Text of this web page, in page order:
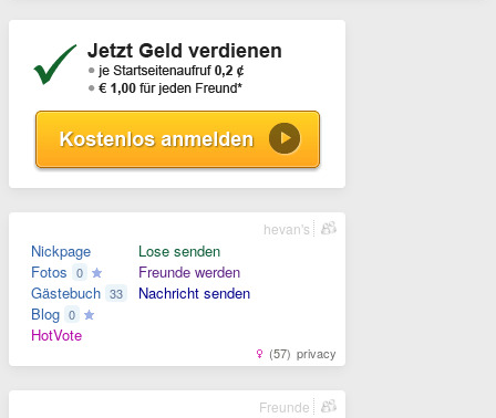
Nickpage
Fotos 0
Gästebuch 33
Blog 0
HotVote
Lose senden
Freunde werden
Nachricht senden
(57) privacy
hevan's
Freunde